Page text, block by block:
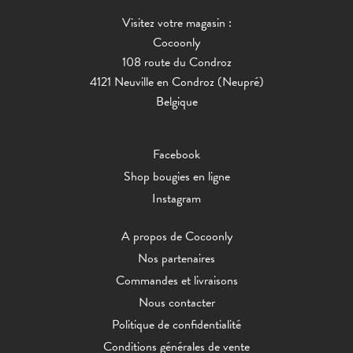
Visitez votre magasin :
Cocoonly
108 route du Condroz
4121 Neuville en Condroz (Neupré)
Belgique
Facebook
Shop bougies en ligne
Instagram
A propos de Cocoonly
Nos partenaires
Commandes et livraisons
Nous contacter
Politique de confidentialité
Conditions générales de vente